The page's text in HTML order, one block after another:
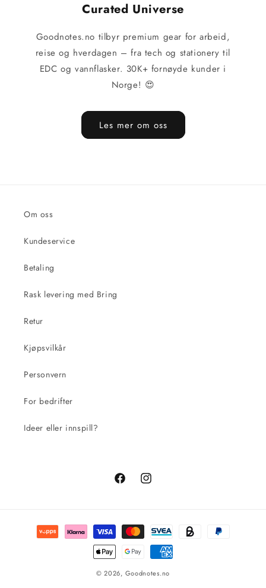
Curated Universe
Goodnotes.no tilbyr premium gear for arbeid,
reise og hverdagen – fra tech og stationery til
EDC og vannflasker. 30K+ fornøyde kunder i
Norge! 😍
Les mer om oss
Om oss
Kundeservice
Betaling
Rask levering med Bring
Retur
Kjøpsvilkår
Personvern
For bedrifter
Ideer eller innspill?
FacebookInstagram
Betalingsmåter
© 2026, Goodnotes.no